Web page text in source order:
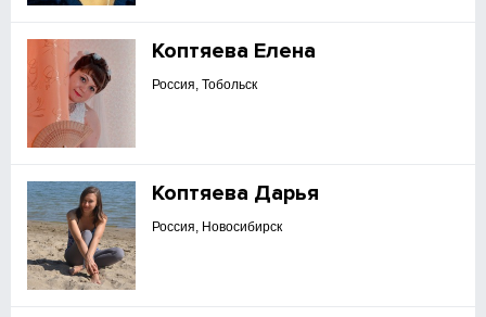
Коптяева Елена
Россия, Тобольск
Коптяева Дарья
Россия, Новосибирск